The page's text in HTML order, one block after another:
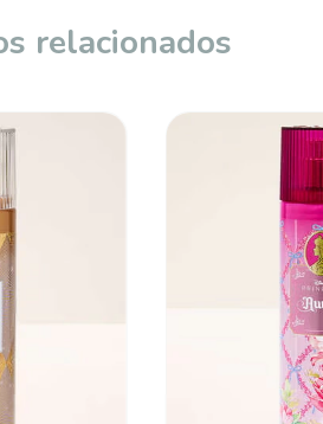
relacionados